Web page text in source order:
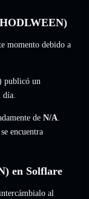
momento debido a
publicó un
día.
de N/A.
encuentra
en Solflare
al